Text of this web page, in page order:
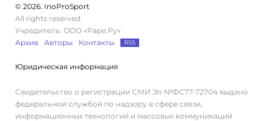
© 2026. InoProSport
All rights reserved.
Учредитель: ООО «Раре.Ру»
Архив
Авторы Контакты RSS
Юридическая информация
Свидетельство о регистрации СМИ Эл №ФС77-72704 выдано
федеральной службой по надзору в сфере связи,
информационных технологий и массовых коммуникаций